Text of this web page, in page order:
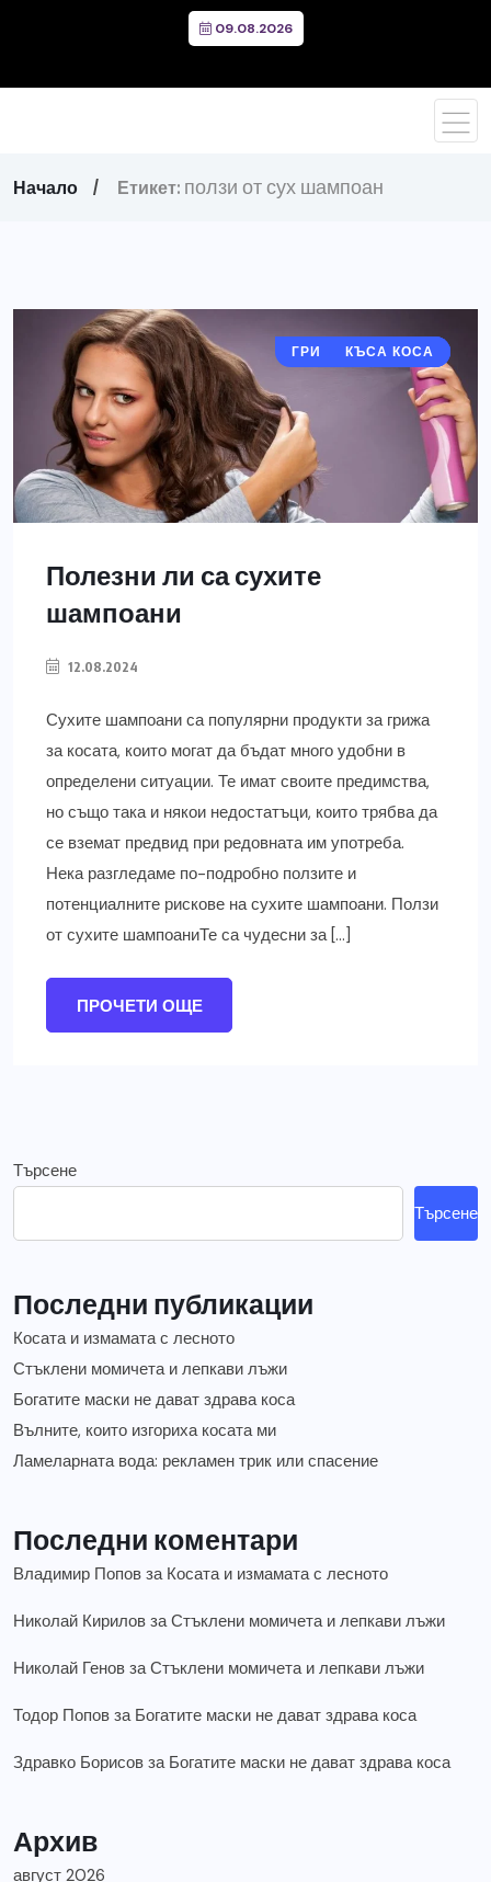
09.08.2026
Начало Етикет: ползи от сух шампоан
ГРИЖИ ЗА КОСАТА
ДЪЛГА КОСА
КЪСА КОСА
Полезни ли са сухите
шампоани
12.08.2024
Сухите шампоани са популярни продукти за грижа
за косата, които могат да бъдат много удобни в
определени ситуации. Те имат своите предимства,
но също така и някои недостатъци, които трябва да
се вземат предвид при редовната им употреба.
Нека разгледаме по-подробно ползите и
потенциалните рискове на сухите шампоани. Ползи
от сухите шампоаниТе са чудесни за […]
ПРОЧЕТИ ОЩЕ
Търсене
Търсене
Последни публикации
Косата и измамата с лесното
Стъклени момичета и лепкави лъжи
Богатите маски не дават здрава коса
Вълните, които изгориха косата ми
Ламеларната вода: рекламен трик или спасение
Последни коментари
Владимир Попов за Косата и измамата с лесното
Николай Кирилов заСтъклени момичета и лепкави лъжи
Николай Генов заСтъклени момичета и лепкави лъжи
Тодор Попов за Богатите маски не дават здрава коса
Здравко Борисов за Богатите маски не дават здрава коса
Архив
август 2026